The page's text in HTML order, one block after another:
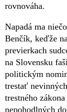
rovnováha.
Napadá ma
Benčík, keďže
previerkach
na Slovensku
politickým
trestať
trestného
nepohodlných